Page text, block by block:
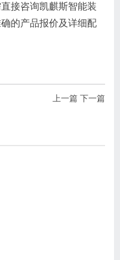
接咨询凯麒斯智能装
的产品报价及详细配
上一篇 下一篇